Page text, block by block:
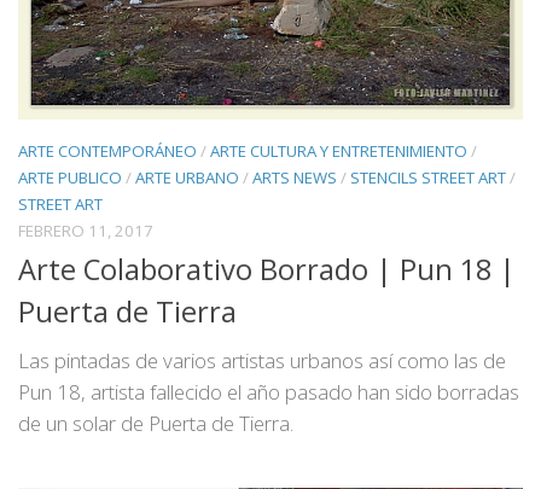
ARTE CONTEMPORÁNEO /ARTE CULTURA Y ENTRETENIMIENTO /
ARTE PUBLICO /ARTE URBANO /ARTS NEWS / STENCILS STREET ART/
STREET ART
FEBRERO 11, 2017
Arte Colaborativo Borrado | Pun 18 |
Puerta de Tierra
Las pintadas de varios artistas urbanos así como las de
Pun 18, artista fallecido el año pasado han sido borradas
de un solar de Puerta de Tierra.